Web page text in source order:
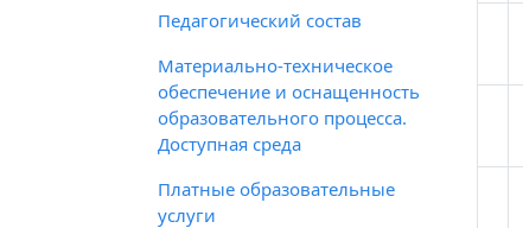
Педагогический состав
Материально-техническое
обеспечение и оснащенность
образовательного процесса.
Доступная среда
Платные образовательные
услуги